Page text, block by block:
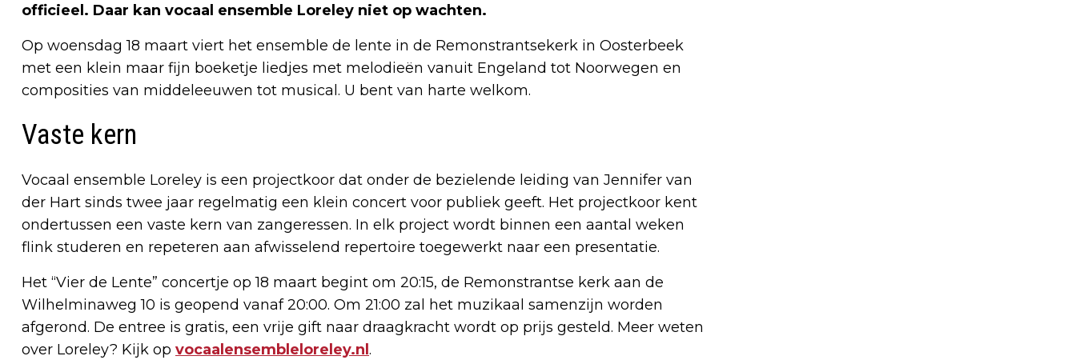
officieel. Daar kan vocaal ensemble Loreley niet op wachten.
Op woensdag 18 maart viert het ensemble de lente in de Remonstrantsekerk in Oosterbeek
met een klein maar fijn boeketje liedjes met melodieën vanuit Engeland tot Noorwegen en
composities van middeleeuwen tot musical. U bent van harte welkom.
Vaste kern
Vocaal ensemble Loreley is een projectkoor dat onder de bezielende leiding van Jennifer van
der Hart sinds twee jaar regelmatig een klein concert voor publiek geeft. Het projectkoor kent
ondertussen een vaste kern van zangeressen. In elk project wordt binnen een aantal weken
flink studeren en repeteren aan afwisselend repertoire toegewerkt naar een presentatie.
Het “Vier de Lente” concertje op 18 maart begint om 20:15, de Remonstrantse kerk aan de
Wilhelminaweg 10 is geopend vanaf 20:00. Om 21:00 zal het muzikaal samenzijn worden
afgerond. De entree is gratis, een vrije gift naar draagkracht wordt op prijs gesteld. Meer weten
over Loreley? Kijk op vocaalensembleloreley.nl .